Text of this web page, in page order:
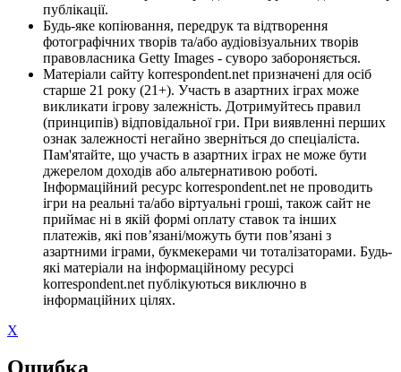
публікації.
Будь-яке копіювання, передрук та відтворення
фотографічних творів та/або аудіовізуальних творів
правовласника Getty Images - суворо забороняється.
Матеріали сайту korrespondent.net призначені для осіб
старше 21 року (21+). Участь в азартних іграх може
викликати ігрову залежність. Дотримуйтесь правил
(принципів) відповідальної гри. При виявленні перших
ознак залежності негайно зверніться до спеціаліста.
Пам'ятайте, що участь в азартних іграх не може бути
джерелом доходів або альтернативою роботі.
Інформаційний ресурс korrespondent.net не проводить
ігри на реальні та/або віртуальні гроші, також сайт не
приймає ні в якій формі оплату ставок та інших
платежів, які пов’язані/можуть бути пов’язані з
азартними іграми, букмекерами чи тоталізаторами. Будь-
які матеріали на інформаційному ресурсі
korrespondent.net публікуються виключно в
інформаційних цілях.
X